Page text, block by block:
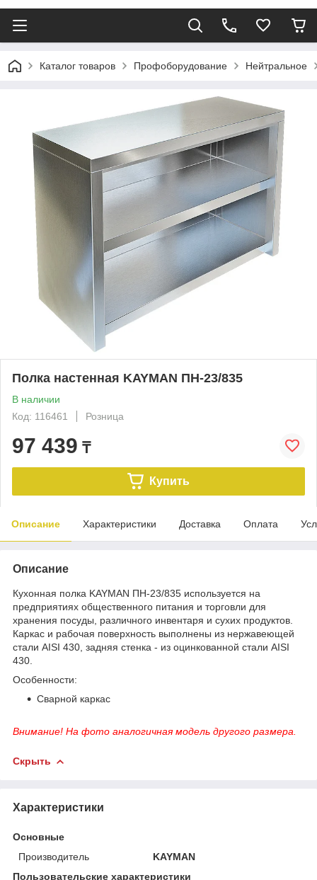
Каталог товаров Профоборудование Нейтральное
Полка настенная KAYMAN ПН-23/835
В наличии
Код: 116461
Розница
97 439 ₸
Купить
Описание Характеристики Доставка Оплата
Описание
Кухонная полка KAYMAN ПН-23/835 используется на
предприятиях общественного питания и торговли для
хранения посуды, различного инвентаря и сухих продуктов.
Каркас и рабочая поверхность выполнены из нержавеющей
стали AISI 430, задняя стенка - из оцинкованной стали AISI
430.
Особенности:
Сварной каркас
Внимание! На фото аналогичная модель другого размера.
Скрыть
Характеристики
Основные
Производитель
KAYMAN
Пользовательские характеристики